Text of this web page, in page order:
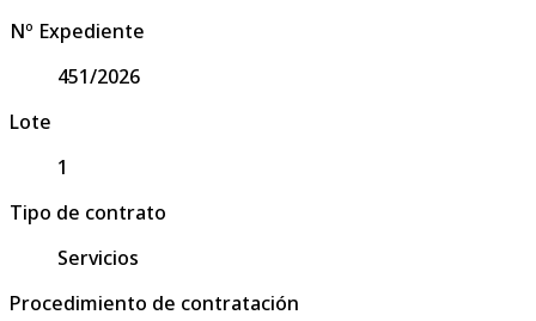
Nº Expediente
451/2026
Lote
1
Tipo de contrato
Servicios
Procedimiento de contratación